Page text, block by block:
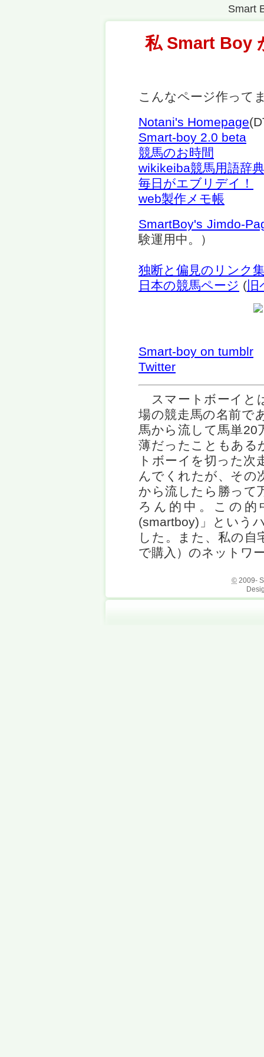
Smart
私 Smart Boy
こんなページ作って
Notani's Homepage
Smart-boy 2.0 beta
競馬のお時間
wikikeiba競馬用語辞典
毎日がエブリデイ！
web製作メモ帳
SmartBoy's Jimdo-
験運用中。）
独断と偏見のリンク
日本の競馬ページ (
Smart-boy on tumblr
Twitter
スマートボーイと
場の競走馬の名前で
馬から流して馬単20
薄だったこともある
トボーイを切った次
んでくれたが、その
から流したら勝って
ろん的中。この
(smartboy)」という
した。また、私の自
で購入）のネットワ
© 2009-